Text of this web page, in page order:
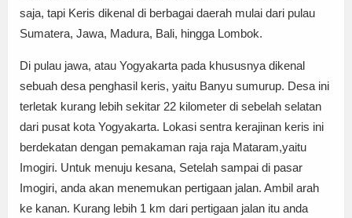
saja, tapi Keris dikenal di berbagai daerah mulai dari pulau
Sumatera, Jawa, Madura, Bali, hingga Lombok.
Di pulau jawa, atau Yogyakarta pada khususnya dikenal
sebuah desa penghasil keris, yaitu Banyu sumurup. Desa ini
terletak kurang lebih sekitar 22 kilometer di sebelah selatan
dari pusat kota Yogyakarta. Lokasi sentra kerajinan keris ini
berdekatan dengan pemakaman raja raja Mataram,yaitu
Imogiri. Untuk menuju kesana, Setelah sampai di pasar
Imogiri, anda akan menemukan pertigaan jalan. Ambil arah
ke kanan. Kurang lebih 1 km dari pertigaan jalan itu anda